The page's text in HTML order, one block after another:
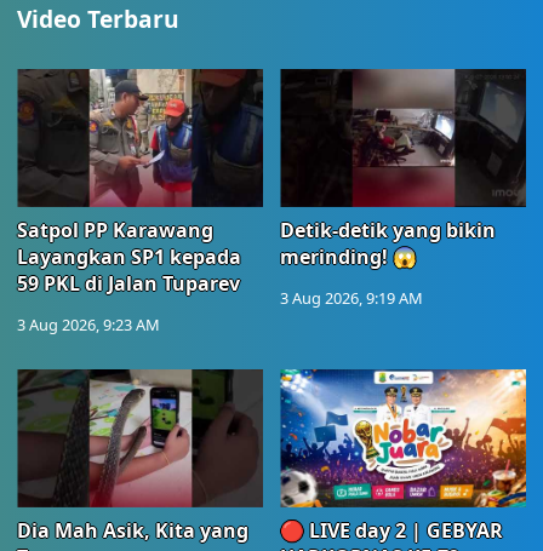
Video Terbaru
Satpol PP Karawang
Layangkan SP1 kepada
59 PKL di Jalan Tuparev
3 Aug 2026, 9:23 AM
Detik-detik yang bikin
merinding! 😱
3 Aug 2026, 9:19 AM
Dia Mah Asik, Kita yang
🔴 LIVE day 2 | GEBYAR